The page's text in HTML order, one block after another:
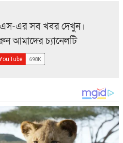
এর সব খবর দেখুন।
আমাদের চ্যানেলটি